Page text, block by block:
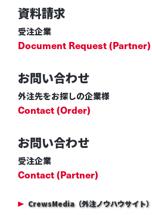
お問い合わせ
外注先をお探しの企業様
Contact (Order)
資料請求
受注企業
Document Request (Partner)
お問い合わせ
受注企業
Contact (Partner)
CrewsMedia（外注ノウハウサイト）